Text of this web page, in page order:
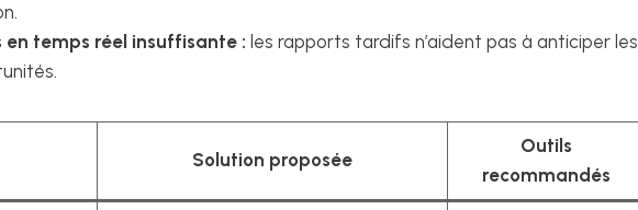
en temps réel insuffisante : les rapports tardifs n’aident pas à anticiper les
Solution proposée
Outils
recommandés